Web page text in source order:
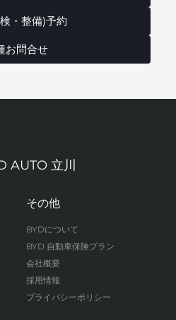
・整備)予約
お問合せ
AUTO 立川
その他
BYDについて
BYD 自動車保険プラン
会社概要
採用情報
プライバシーポリシー